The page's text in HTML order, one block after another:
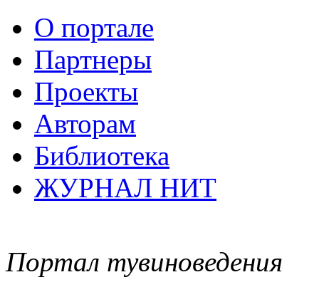
О портале
Партнеры
Проекты
Авторам
Библиотека
ЖУРНАЛ НИТ
Портал тувиноведения